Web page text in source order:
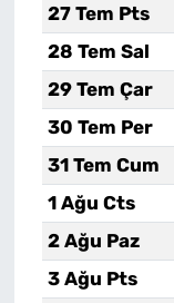
27 Tem Pts
28 Tem Sal
29 Tem Çar
30 Tem Per
31 Tem Cum
1 Ağu Cts
2 Ağu Paz
3 Ağu Pts